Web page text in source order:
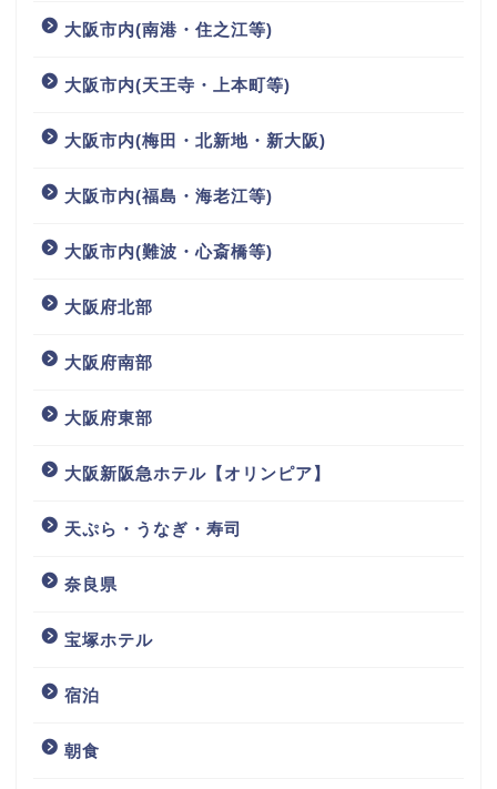
大阪市内(南港・住之江等)
大阪市内(天王寺・上本町等)
大阪市内(梅田・北新地・新大阪)
大阪市内(福島・海老江等)
大阪市内(難波・心斎橋等)
大阪府北部
大阪府南部
大阪府東部
大阪新阪急ホテル【オリンピア】
天ぷら・うなぎ・寿司
奈良県
宝塚ホテル
宿泊
朝食